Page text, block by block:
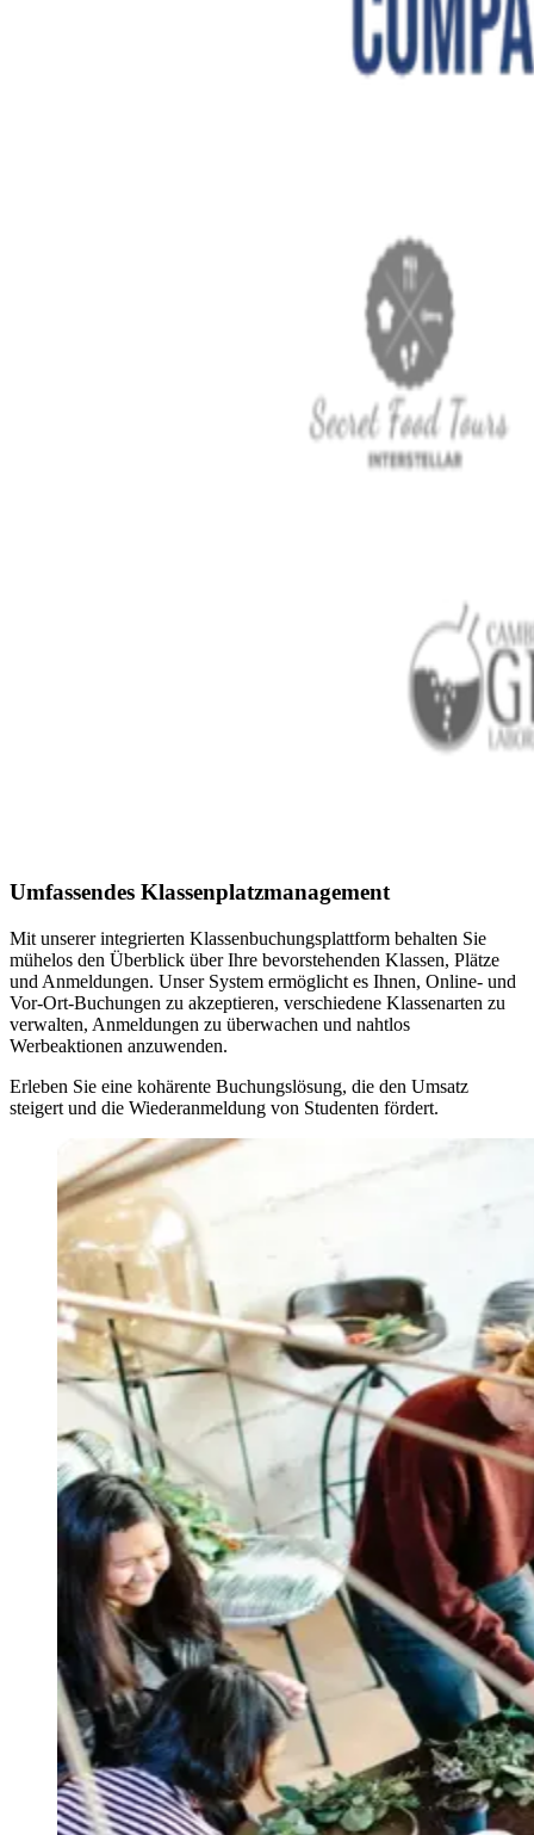
Umfassendes Klassenplatzmanagement
Mit unserer integrierten Klassenbuchungsplattform behalten Sie
mühelos den Überblick über Ihre bevorstehenden Klassen, Plätze
und Anmeldungen. Unser System ermöglicht es Ihnen, Online- und
Vor-Ort-Buchungen zu akzeptieren, verschiedene Klassenarten zu
verwalten, Anmeldungen zu überwachen und nahtlos
Werbeaktionen anzuwenden.
Erleben Sie eine kohärente Buchungslösung, die den Umsatz
steigert und die Wiederanmeldung von Studenten fördert.